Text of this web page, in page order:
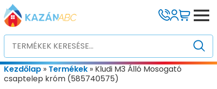
Kezdőlap » Termékek » Kludi M3 Álló Mosogató
csaptelep króm (585740575)